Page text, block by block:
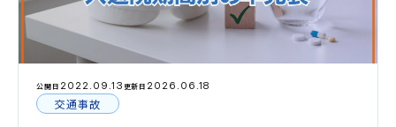
公開日 2022.09.13 更新日 2026.06.18
交通事故